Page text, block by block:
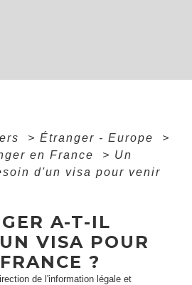
> Étranger - Europe
>
en France
> Un
d'un visa pour venir
A-T-IL
VISA POUR
?
de l'information légale et